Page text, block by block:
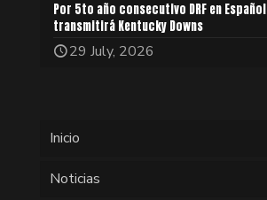
Por 5to año consecutivo DRF en Español
transmitirá Kentucky Downs
29 July, 2026
Inicio
Noticias